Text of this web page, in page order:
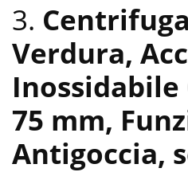
3.
Verdura,
Inossidabile
75 mm,
Antigoccia,